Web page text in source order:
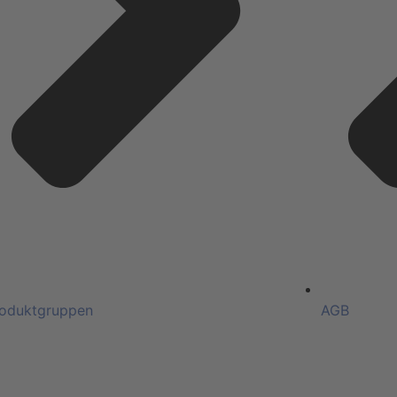
AGB